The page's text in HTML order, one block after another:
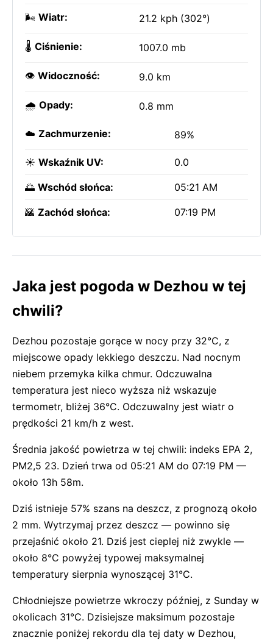
🌬️ Wiatr: 21.2 kph (302°)
🌡️ Ciśnienie: 1007.0 mb
👁️ Widoczność: 9.0 km
🌧️ Opady: 0.8 mm
☁️ Zachmurzenie: 89%
☀️ Wskaźnik UV: 0.0
🌅 Wschód słońca: 05:21 AM
🌇 Zachód słońca: 07:19 PM
Jaka jest pogoda w Dezhou w tej
chwili?
Dezhou pozostaje gorące w nocy przy 32°C, z
miejscowe opady lekkiego deszczu. Nad nocnym
niebem przemyka kilka chmur. Odczuwalna
temperatura jest nieco wyższa niż wskazuje
termometr, bliżej 36°C. Odczuwalny jest wiatr o
prędkości 21 km/h z west.
Średnia jakość powietrza w tej chwili: indeks EPA 2,
PM2,5 23. Dzień trwa od 05:21 AM do 07:19 PM —
około 13h 58m.
Dziś istnieje 57% szans na deszcz, z prognozą około
2 mm. Wytrzymaj przez deszcz — powinno się
przejaśnić około 21. Dziś jest cieplej niż zwykle —
około 8°C powyżej typowej maksymalnej
temperatury sierpnia wynoszącej 31°C.
Chłodniejsze powietrze wkroczy później, z Sunday w
okolicach 31°C. Dzisiejsze maksimum pozostaje
znacznie poniżej rekordu dla tej daty w Dezhou,